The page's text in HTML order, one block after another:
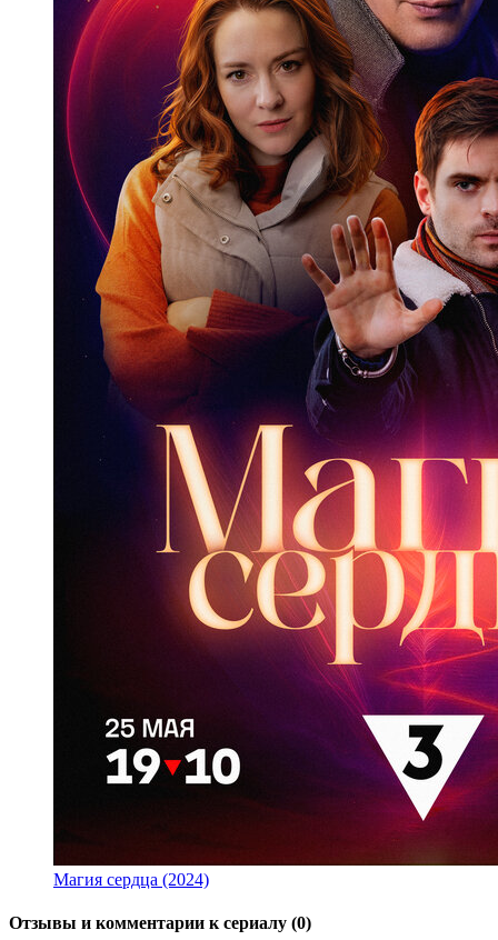
Магия сердца (2024)
Отзывы и комментарии к сериалу (0)